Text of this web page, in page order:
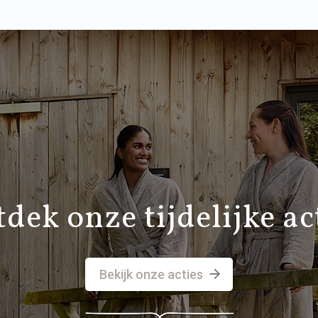
onze tijdelijke
Bekijk onze acties